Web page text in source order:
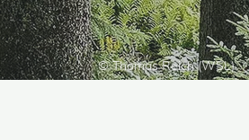
© Thomas Reich (WSL)